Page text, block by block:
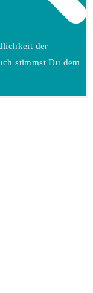
der
stimmst Du dem